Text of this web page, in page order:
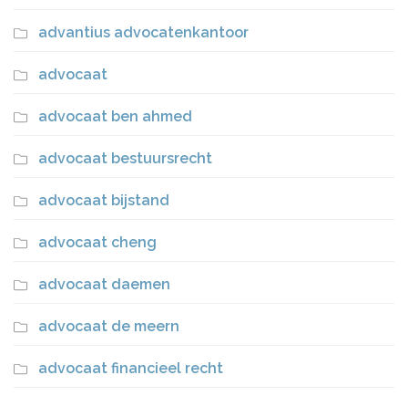
advantius advocatenkantoor
advocaat
advocaat ben ahmed
advocaat bestuursrecht
advocaat bijstand
advocaat cheng
advocaat daemen
advocaat de meern
advocaat financieel recht